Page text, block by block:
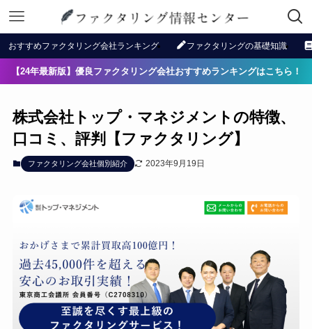
おすすめファクタリング会社ランキング ファクタリングの基礎知識
【24年最新版】優良ファクタリング会社おすすめランキングはこちら！
株式会社トップ・マネジメントの特徴、
口コミ、評判【ファクタリング】
ファクタリング会社個別紹介 2023年9月19日